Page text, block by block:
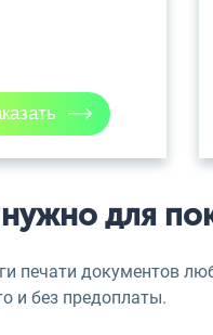
для
печати документов
и без предоплаты.